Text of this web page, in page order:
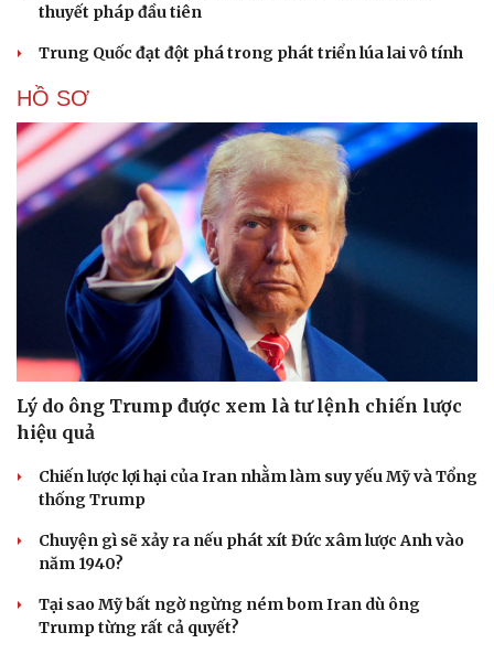
thuyết pháp đầu tiên
Trung Quốc đạt đột phá trong phát triển lúa lai vô tính
HỒ SƠ
Lý do ông Trump được xem là tư lệnh chiến lược
hiệu quả
Chiến lược lợi hại của Iran nhằm làm suy yếu Mỹ và Tổng
thống Trump
Chuyện gì sẽ xảy ra nếu phát xít Đức xâm lược Anh vào
năm 1940?
Tại sao Mỹ bất ngờ ngừng ném bom Iran dù ông
Trump từng rất cả quyết?